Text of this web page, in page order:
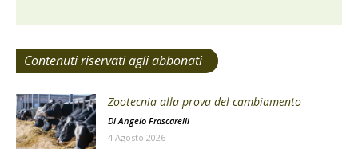
Contenuti riservati agli abbonati
Zootecnia alla prova del cambiamento
DiAngelo Frascarelli
4 Agosto 2026